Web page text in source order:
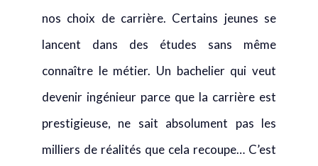
nos choix de carrière. Certains jeunes se
lancent dans des études sans même
connaître le métier. Un bachelier qui veut
devenir ingénieur parce que la carrière est
prestigieuse, ne sait absolument pas les
milliers de réalités que cela recoupe… C’est